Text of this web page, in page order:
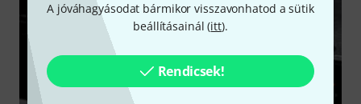
A jóváhagyásodat bármikor visszavonhatod a sütik
beállításainál (itt).
Rendicsek!